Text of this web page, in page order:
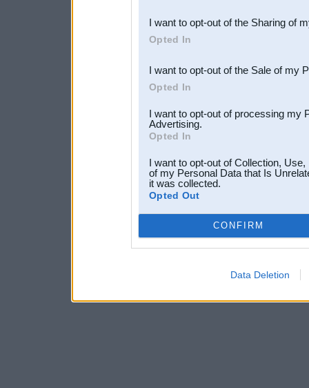
Downstream Participants
third parties.
I want to opt-out of the Sharing of
Opted In
I want to opt-out of the Sale of my
Opted In
I want to opt-out of processing my
Advertising.
Opted In
I want to opt-out of Collection,
of my Personal Data that Is
it was collected.
Opted Out
CONFIRM
Data Deletion